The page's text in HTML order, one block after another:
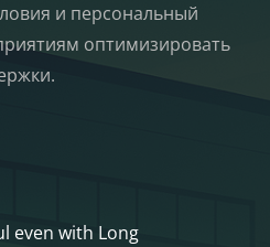
и персональный
оптимизировать
even with Long